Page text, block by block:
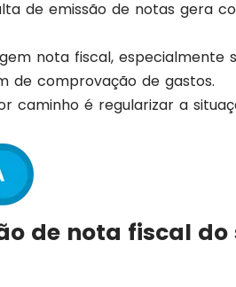
de emissão de notas gera
nota fiscal, especialmente
de comprovação de gastos.
caminho é regularizar a
de nota fiscal do